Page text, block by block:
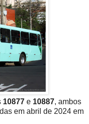
10877 e 10887, ambos
em abril de 2024 em